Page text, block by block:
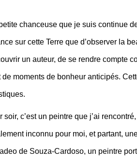
chanceuse que je suis continue
sur cette Terre que d’observer la
un auteur, de se rendre compte
de moments de bonheur anticipés.
soir, c’est un peintre que j’ai
inconnu pour moi, et partant,
de Souza-Cardoso, un peintre